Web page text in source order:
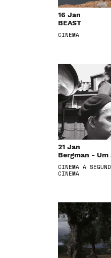
16 Jan
BEAST
CINEMA
21 Jan
Bergman - Um
CINEMA À
CINEMA